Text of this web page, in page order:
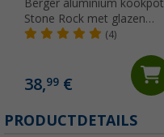
Berger aluminium kookpot
Stone Rock met glazen
deksel inductiegeschikt 24
(4)
38,99 €
PRODUCTDETAILS